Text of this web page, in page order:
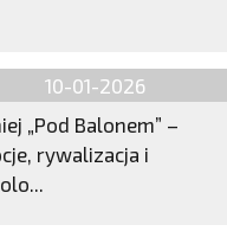
10-01-2026
„Pod Balonem” –
rywalizacja i